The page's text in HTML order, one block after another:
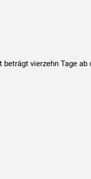
vierzehn Tage ab